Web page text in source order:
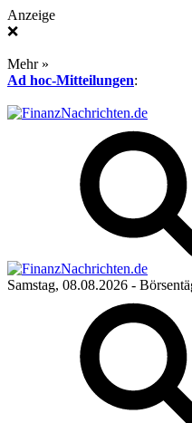
Anzeige
❌
Mehr »
Ad hoc-Mitteilungen:
Samstag, 08.08.2026 -